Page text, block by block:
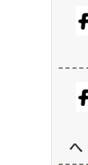
へ